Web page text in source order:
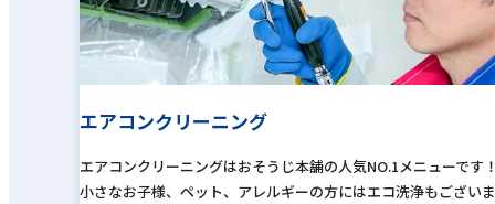
エアコンクリーニング
エアコンクリーニングはおそうじ本舗の人気NO.1メニューです
小さなお子様、ペット、アレルギーの方にはエコ洗浄もございま